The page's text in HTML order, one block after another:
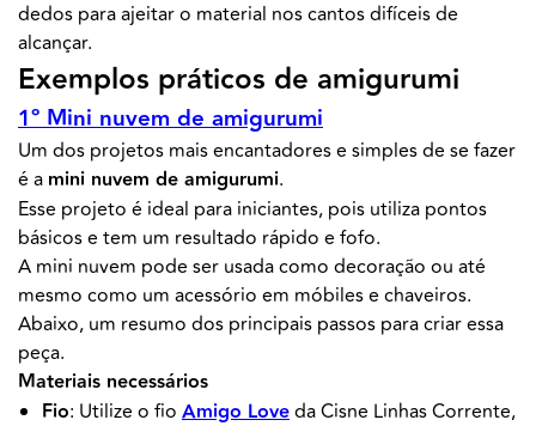
dedos para ajeitar o material nos cantos difíceis de
alcançar.
Exemplos práticos de amigurumi
1º Mini nuvem de amigurumi
Um dos projetos mais encantadores e simples de se fazer
é a mini nuvem de amigurumi.
Esse projeto é ideal para iniciantes, pois utiliza pontos
básicos e tem um resultado rápido e fofo.
A mini nuvem pode ser usada como decoração ou até
mesmo como um acessório em móbiles e chaveiros.
Abaixo, um resumo dos principais passos para criar essa
peça.
Materiais necessários
Fio: Utilize o fio Amigo Loveda Cisne Linhas Corrente,